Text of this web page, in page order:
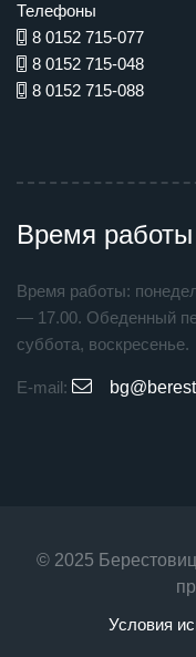
Телефоны
8 0152 715-077
8 0152 715-048
8 0152 715-088
Время работы
Время работы:
— 17.00. Обеденный
суббота, воскресенье.
E-mail:
© 2025
Условия